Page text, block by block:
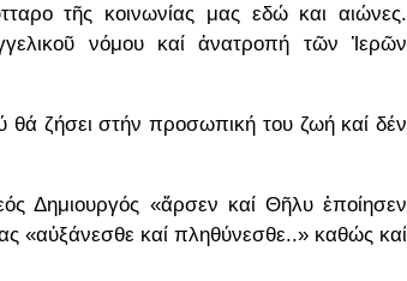
τῆς κοινωνίας μας εδώ και αιώνες.
νόμου καί ἀνατροπή τῶν Ἱερῶν
θά ζήσει στήν προσωπική του ζωή καί δέν
Δημιουργός «ἄρσεν καί Θῆλυ ἐποίησεν
«αὐξάνεσθε καί πληθύνεσθε..» καθώς καί